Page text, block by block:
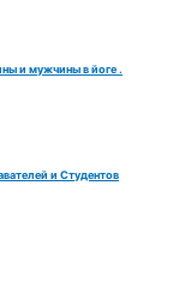
и мужчины в йоге .
и Студентов